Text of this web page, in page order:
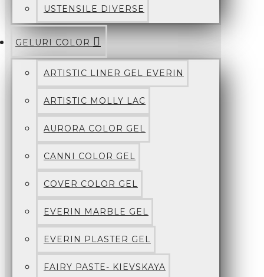
USTENSILE DIVERSE
GELURI COLOR
ARTISTIC LINER GEL EVERIN
ARTISTIC MOLLY LAC
AURORA COLOR GEL
CANNI COLOR GEL
COVER COLOR GEL
EVERIN MARBLE GEL
EVERIN PLASTER GEL
FAIRY PASTE- KIEVSKAYA